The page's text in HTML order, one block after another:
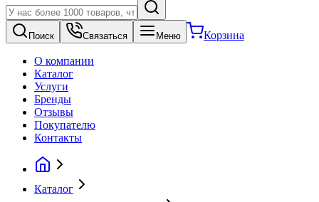
Поиск Связаться Меню Корзина
О компании
Каталог
Услуги
Бренды
Отзывы
Покупателю
Контакты
Каталог